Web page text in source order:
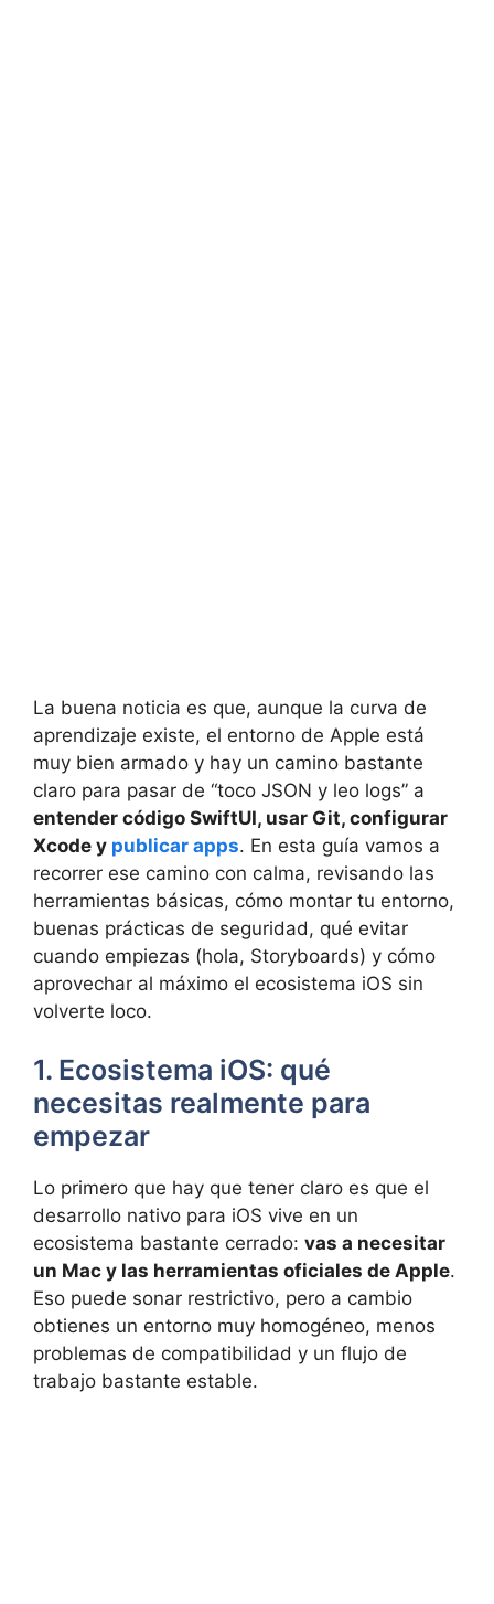
La buena noticia es que, aunque la curva de
aprendizaje existe, el entorno de Apple está
muy bien armado y hay un camino bastante
claro para pasar de “toco JSON y leo logs” a
entender código SwiftUI, usar Git, configurar
Xcode y publicar apps. En esta guía vamos a
recorrer ese camino con calma, revisando las
herramientas básicas, cómo montar tu entorno,
buenas prácticas de seguridad, qué evitar
cuando empiezas (hola, Storyboards) y cómo
aprovechar al máximo el ecosistema iOS sin
volverte loco.
1. Ecosistema iOS: qué
necesitas realmente para
empezar
Lo primero que hay que tener claro es que el
desarrollo nativo para iOS vive en un
ecosistema bastante cerrado: vas a necesitar
un Mac y las herramientas oficiales de Apple.
Eso puede sonar restrictivo, pero a cambio
obtienes un entorno muy homogéneo, menos
problemas de compatibilidad y un flujo de
trabajo bastante estable.